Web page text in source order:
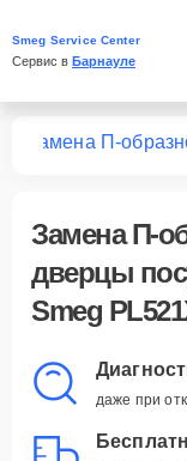
Smeg Service Center
Сервис в Барнауле
Замена П-
Замена П-
дверцы
Smeg
даже при